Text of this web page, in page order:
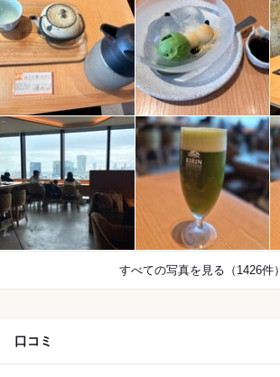
すべての写真を見る（1426件）
口コミ